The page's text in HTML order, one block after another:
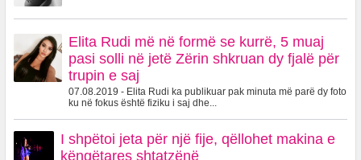
Elita Rudi më në formë se kurrë, 5 muaj
pasi solli në jetë Zërin shkruan dy fjalë për
trupin e saj
07.08.2019 - Elita Rudi ka publikuar pak minuta më parë dy foto
ku në fokus është fiziku i saj dhe...
I shpëtoi jeta për një fije, qëllohet makina e
këngëtares shtatzënë